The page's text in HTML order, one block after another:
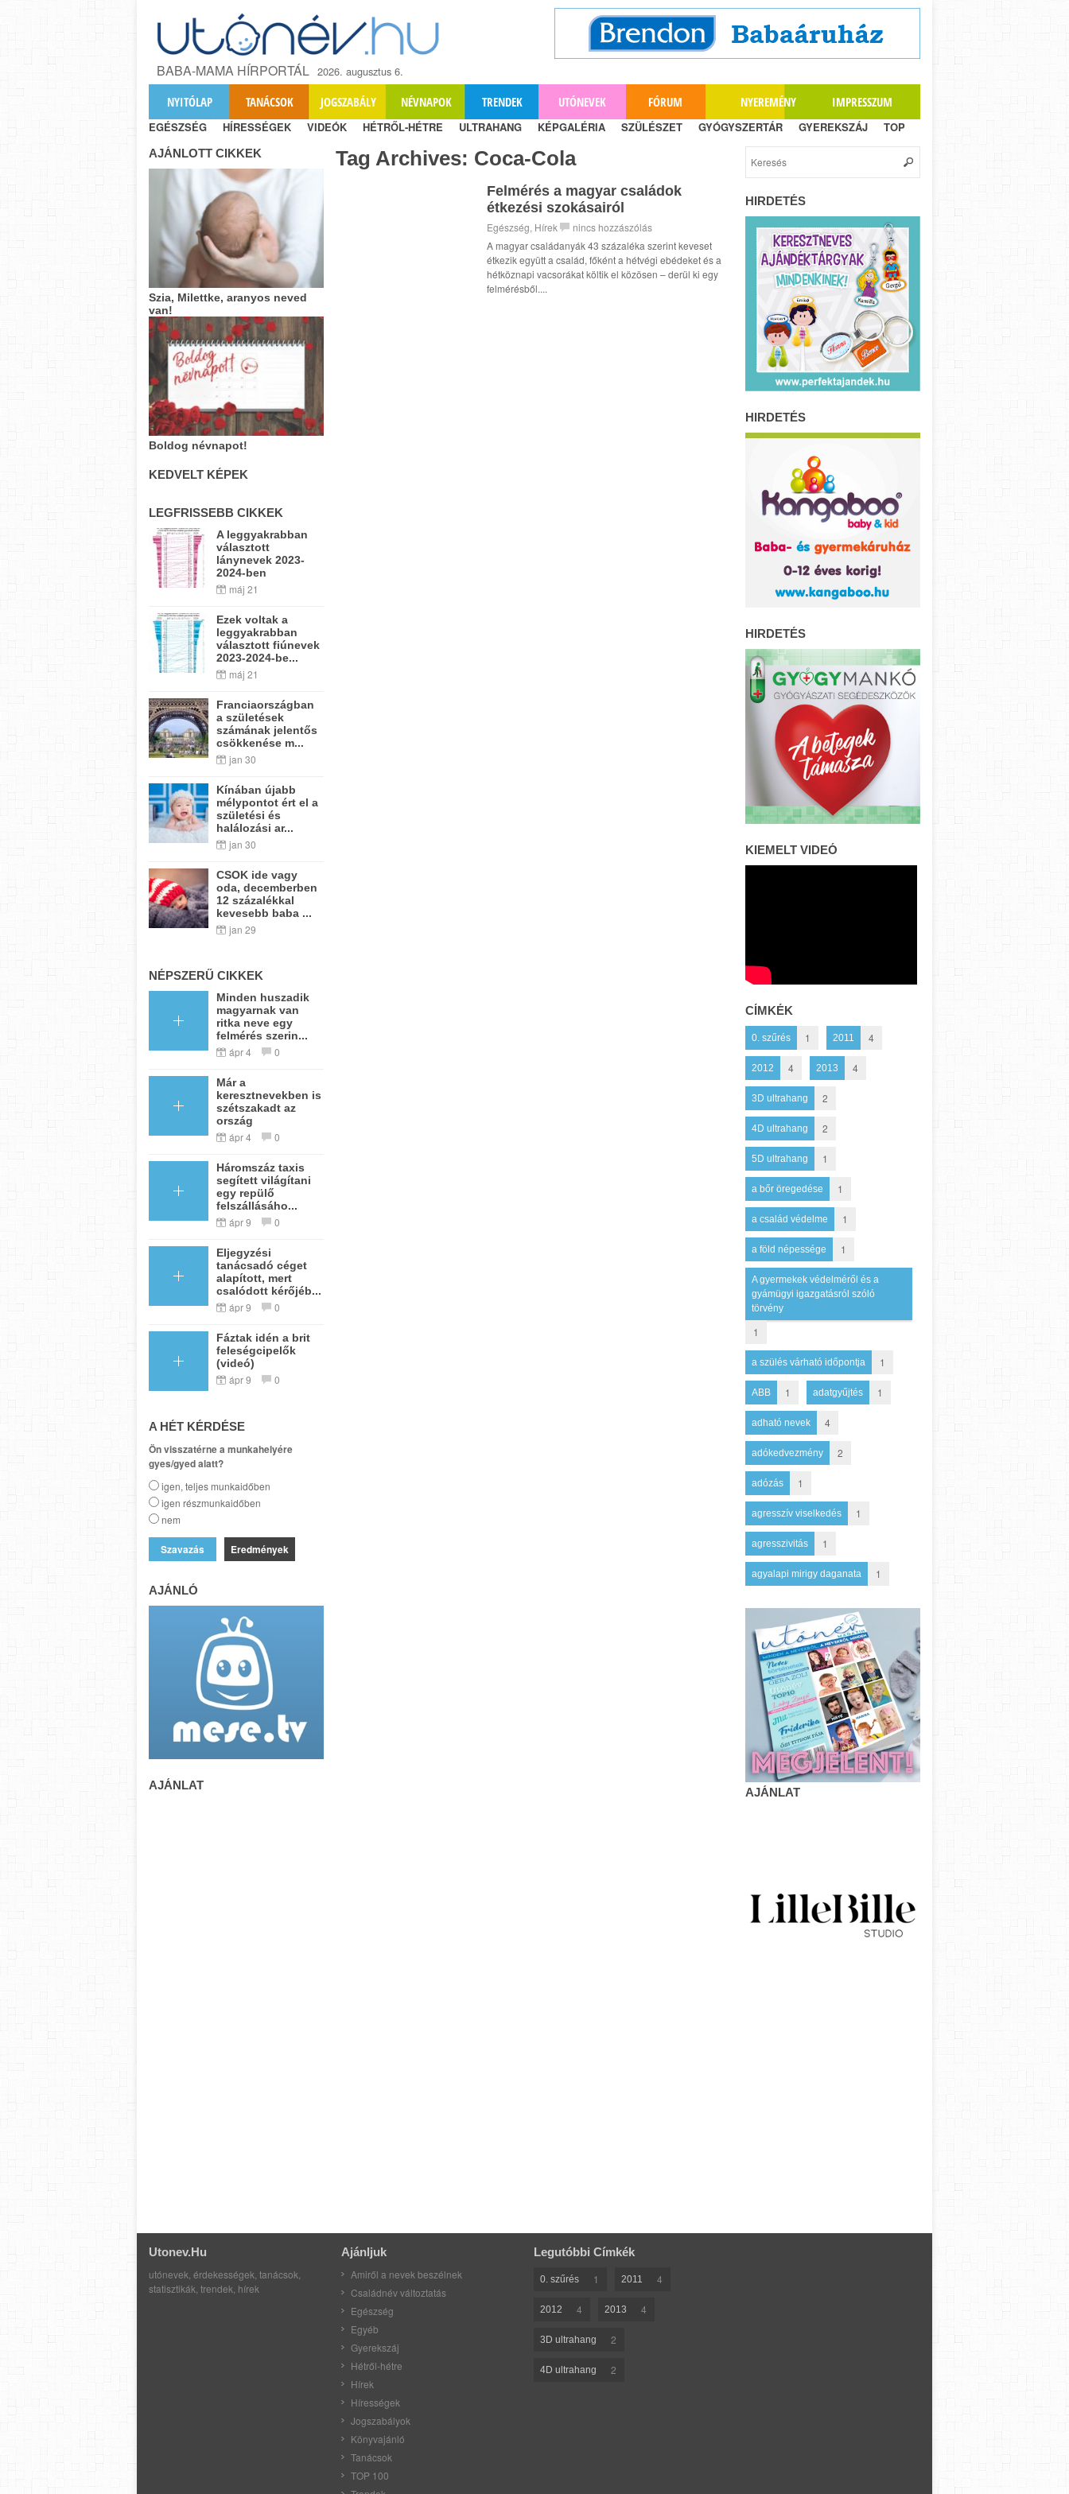
BABA-MAMA HÍRPORTÁL 2026. augusztus 6.
NYITÓLAP TANÁCSOK JOGSZABÁLY NÉVNAPOK TRENDEK UTÓNEVEK FÓRUM NYEREMÉNY IMPRESSZUM
EGÉSZSÉG HÍRESSÉGEK VIDEÓK HÉTRŐL-HÉTRE ULTRAHANG KÉPGALÉRIA SZÜLÉSZET GYÓGYSZERTÁR GYEREKSZÁJ TOP
Tag Archives: Coca-Cola
Felmérés a magyar családok
étkezési szokásairól
Egészség, Hírek
nincs hozzászólás
A magyar családanyák 43 százaléka szerint keveset
étkezik együtt a család, főként a hétvégi ebédeket és a
hétköznapi vacsorákat költik el közösen – derül ki egy
felmérésből....
AJÁNLOTT CIKKEK
Szia, Milettke, aranyos neved
van!
Boldog névnapot!
KEDVELT KÉPEK
LEGFRISSEBB CIKKEK
A leggyakrabban
választott
lánynevek 2023-
2024-ben
máj 21
Ezek voltak a
leggyakrabban
választott fiúnevek
2023-2024-be...
máj 21
Franciaországban
a születések
számának jelentős
csökkenése m...
jan 30
Kínában újabb
mélypontot ért el a
születési és
halálozási ar...
jan 30
CSOK ide vagy
oda, decemberben
12 százalékkal
kevesebb baba ...
jan 29
NÉPSZERŰ CIKKEK
Minden huszadik
magyarnak van
ritka neve egy
felmérés szerin...
ápr 4 0
Már a
keresztnevekben is
szétszakadt az
ország
ápr 4 0
Háromszáz taxis
segített világítani
egy repülő
felszállásáho...
ápr 9 0
Eljegyzési
tanácsadó céget
alapított, mert
csalódott kérőjéb...
ápr 9 0
Fáztak idén a brit
feleségcipelők
(videó)
ápr 9 0
A HÉT KÉRDÉSE
Ön visszatérne a munkahelyére
gyes/gyed alatt?
igen, teljes munkaidőben
igen részmunkaidőben
nem
Eredmények
AJÁNLÓ
AJÁNLAT
HIRDETÉS
HIRDETÉS
HIRDETÉS
KIEMELT VIDEÓ
CÍMKÉK
0. szűrés 1 2011 4
2012 4 2013 4
3D ultrahang 2
4D ultrahang 2
5D ultrahang 1
a bőr öregedése 1
a család védelme 1
a föld népessége 1
A gyermekek védelméről és a
gyámügyi igazgatásról szóló
törvény
1
a szülés várható időpontja 1
ABB 1 adatgyűjtés 1
adható nevek 4
adókedvezmény 2
adózás 1
agresszív viselkedés 1
agresszivitás 1
agyalapi mirigy daganata 1
AJÁNLAT
Utonev.hu
utónevek, érdekességek, tanácsok,
statisztikák, trendek, hírek
Ajánljuk
Amiről a nevek beszélnek
Családnév változtatás
Egészség
Egyéb
Gyerekszáj
Hétről-hétre
Hírek
Hírességek
Jogszabályok
Könyvajánló
Tanácsok
TOP 100
Legutóbbi Címkék
0. szűrés 1 2011 4
2012 4 2013 4
3D ultrahang 2
4D ultrahang 2